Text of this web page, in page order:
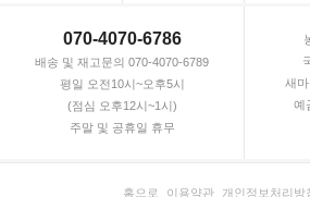
070-4070-6786
배송 및 재고문의 070-4070-6789
평일 오전10시~오후5시
(점심 오후12시~1시)
주말 및 공휴일 휴무
새
예
홈으로 이용약관 개인정보처리방